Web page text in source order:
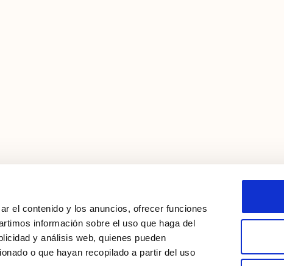
el contenido y los anuncios, ofrecer funciones
información sobre el uso que haga del
y análisis web, quienes pueden
o que hayan recopilado a partir del uso